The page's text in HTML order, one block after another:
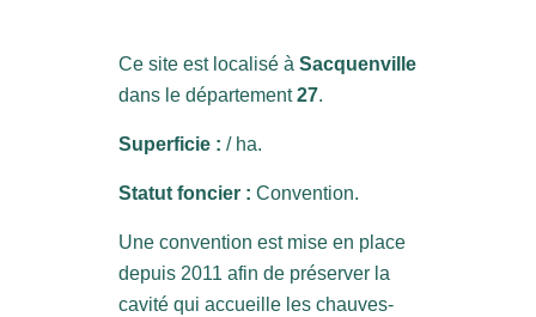
Ce site est localisé à Sacquenville
dans le département27.
Superficie : / ha.
Statut foncier : Convention.
Une convention est mise en place
depuis 2011 afin de préserver la
cavité qui accueille les chauves-